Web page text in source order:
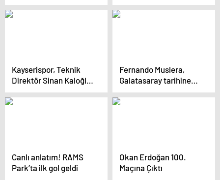
Analizi
Kayserispor, Teknik
Direktör Sinan Kaloğlu
ile Yollarını Ayırdı
Fernando Muslera,
Galatasaray tarihine
geçti
Canlı anlatım! RAMS
Park’ta ilk gol geldi
Okan Erdoğan 100.
Maçına Çıktı